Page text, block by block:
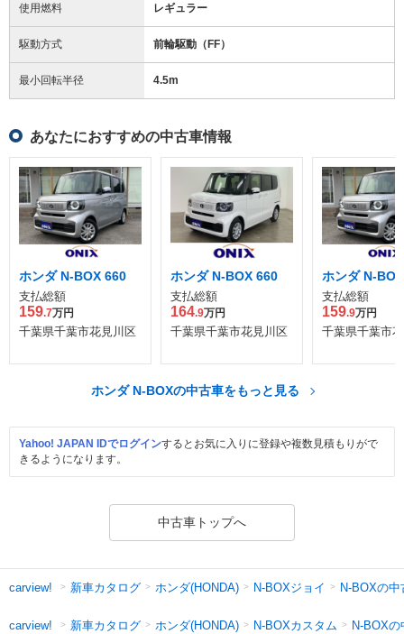
使用燃料 レギュラー
駆動方式 前輪駆動（FF）
最小回転半径 4.5m
あなたにおすすめの中古車情報
ホンダ N-BOX 660
支払総額
159.7万円
千葉県千葉市花見川区
ホンダ N-BOX 660
支払総額
164.9万円
千葉県千葉市花見川区
ホンダ N-
支払総額
159.9万円
千葉県千葉市
ホンダ N-BOXの中古車をもっと見る
Yahoo! JAPAN IDでログインするとお気に入りに登録や複数見積もりがで
きるようになります。
中古車トップへ
carview! 新車カタログ ホンダ(HONDA) N-BOXジョイ N-BOXの中
carview! 新車カタログ ホンダ(HONDA) N-BOXカスタム N-BOXの